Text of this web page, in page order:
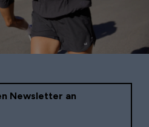
Newsletter an